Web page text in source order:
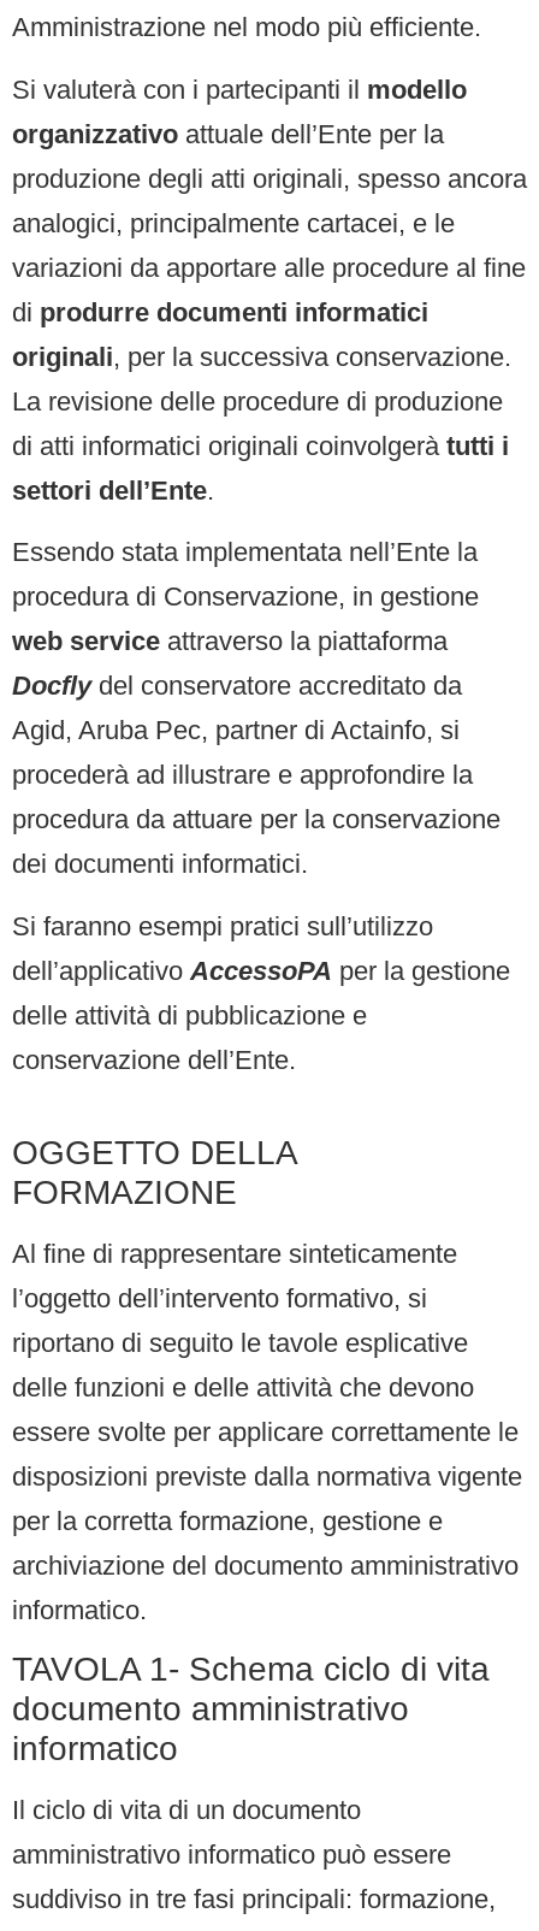
Amministrazione nel modo più efficiente.
Si valuterà con i partecipanti il modello
organizzativo attuale dell’Ente per la
produzione degli atti originali, spesso ancora
analogici, principalmente cartacei, e le
variazioni da apportare alle procedure al fine
di produrre documenti informatici
originali, per la successiva conservazione.
La revisione delle procedure di produzione
di atti informatici originali coinvolgerà tutti i
settori dell’Ente.
Essendo stata implementata nell’Ente la
procedura di Conservazione, in gestione
web service attraverso la piattaforma
Docflydel conservatore accreditato da
Agid, Aruba Pec, partner di Actainfo, si
procederà ad illustrare e approfondire la
procedura da attuare per la conservazione
dei documenti informatici.
Si faranno esempi pratici sull’utilizzo
dell’applicativo AccessoPA per la gestione
delle attività di pubblicazione e
conservazione dell’Ente.
OGGETTO DELLA
FORMAZIONE
Al fine di rappresentare sinteticamente
l’oggetto dell’intervento formativo, si
riportano di seguito le tavole esplicative
delle funzioni e delle attività che devono
essere svolte per applicare correttamente le
disposizioni previste dalla normativa vigente
per la corretta formazione, gestione e
archiviazione del documento amministrativo
informatico.
TAVOLA 1- Schema ciclo di vita
documento amministrativo
informatico
Il ciclo di vita di un documento
amministrativo informatico può essere
suddiviso in tre fasi principali: formazione,